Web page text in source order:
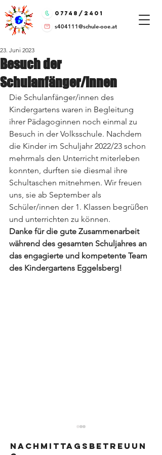
07748/2401
s404111@schule-ooe.at
Besuch der
Schulanfänger/innen
23. Juni 2023
Die Schulanfänger/innen des
Kindergartens waren in Begleitung
ihrer Pädagoginnen noch einmal zu
Besuch in der Volksschule. Nachdem
die Kinder im Schuljahr 2022/23 schon
mehrmals den Unterricht miterleben
konnten, durften sie diesmal ihre
Schultaschen mitnehmen. Wir freuen
uns, sie ab September als
Schüler/innen der 1. Klassen begrüßen
und unterrichten zu können.
Danke für die gute Zusammenarbeit
während des gesamten Schuljahres an
das engagierte und kompetente Team
des Kindergartens Eggelsberg!
Nachmittagsbetreuun